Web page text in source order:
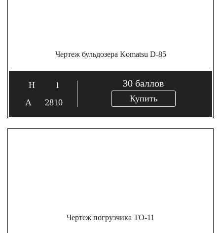
Чертеж бульдозера Komatsu D-85
1
2810
30 баллов
Купить
Чертеж погрузчика ТО-11